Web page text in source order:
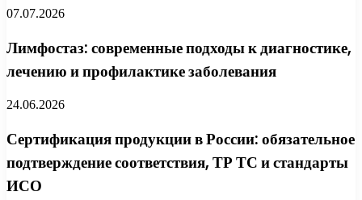
07.07.2026
Лимфостаз: современные подходы к диагностике,
лечению и профилактике заболевания
24.06.2026
Сертификация продукции в России: обязательное
подтверждение соответствия, ТР ТС и стандарты
ИСО